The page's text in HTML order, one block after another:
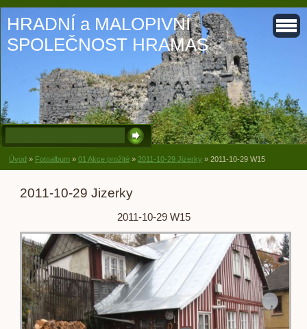
HRADNÍ a MALOPIVNÍ
SPOLEČNOST HRAMAS
Úvod » Fotoalbum » 01 Akce prožité » 2011-10-29 Jizerky » 2011-10-29 W15
2011-10-29 Jizerky
2011-10-29 W15